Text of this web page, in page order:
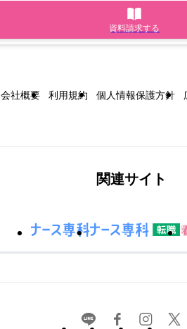
資料請求する
会社概要 利用規約 個人情報保護方針
関連サイト